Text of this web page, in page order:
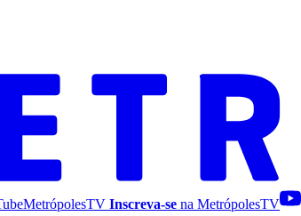
MetrópolesTV Inscreva-se na MetrópolesTV